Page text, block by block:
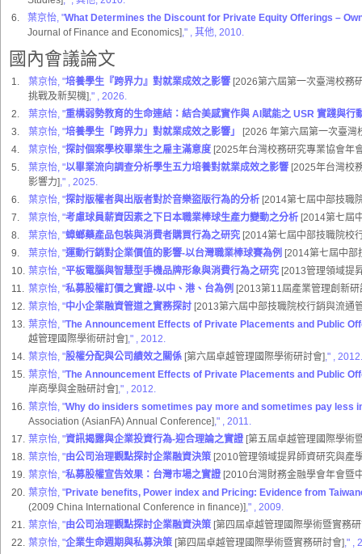
6.
葉京怡, "What Determines the Discount for Private Equity Offerings –
Journal of Finance and Economics]," , 其他, 2010.
國內會議論文
1. 葉京怡, "培養學生『跨界力』對就業成效之影響 [2026第六屆第一次臺灣校務
挑戰及新契機]," , 2026.
2.
葉京怡, "重構弱勢教育的生命連結：結合美感實作與 AI賦能之 USR 實踐與行
3.
葉京怡, "培養學生「跨界力」對就業成效之影響」
[2026 年第六屆第一次臺灣
4.
葉京怡, "探討個案學校畢業生之雇主滿意度 [2025年台灣校務研究專業協會年
5.
葉京怡, "以畢業流向調查分析學生五力培養對就業成效之影響 [2025年台灣校
影響力]," , 2025.
6.
葉京怡, "探討版權者與出版者對於音樂盜版行為的分析 [2014第七屆中部技職
7.
葉京怡, "考慮球員薪資因素之下日本職業棒球生產力變動之分析 [2014第七屆
8.
葉京怡, "蟑螂藥產品包裝與消費者購買行為之研究 [2014第七屆中部技職院校
9.
葉京怡, "運動行銷對企業價值的影響-以台灣職業棒球賽為例 [2014第七屆中部
10. 葉京怡, "平板電腦與智慧型手機品牌形象與消費行為之研究 [2013管理領域提
11. 葉京怡, "私募股權訂價之實證-以中、港、台為例 [2013第11屆產業管理創新研
12. 葉京怡, "中小企業融資管道之實務探討 [2013第六屆中部技職院校行銷與流通
13. 葉京怡, "The Announcement Effects of Private Placements and Public
越管理國際學術研討會]," , 2012.
14. 葉京怡, "股權分配與公司績效之關係 [第六屆卓越管理國際學術研討會]," , 2012.
15. 葉京怡, "The Announcement Effects of Private Placements and Public
岸商學與金融研討會]," , 2012.
16. 葉京怡, "Why do insiders sometimes pay more and sometimes pay less
Association (AsianFA) Annual Conference]," , 2011.
17. 葉京怡, "資訊揭露與企業投資行為-迎合理論之實證 [第五屆卓越管理國際學術
18. 葉京怡, "由公司治理觀點探討企業融資決策 [2010管理領域提昇師資研究與產
19. 葉京怡, "私募股權宣告效果：台灣市場之實證 [2010台灣財務金融學會年會暨
20. 葉京怡, "Private benefits, Power index and Pricing: Evidence from
(2009 China International Conference in finance)]," , 2009.
21. 葉京怡, "由公司治理觀點探討企業融資決策 [第四屆卓越管理國際學術暨實務
22. 葉京怡, "企業生命週期與私募決策 [第四屆卓越管理國際學術暨實務研討會]," ,